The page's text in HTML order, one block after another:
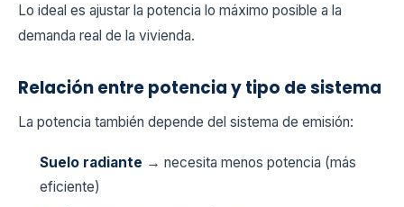
Lo ideal es ajustar la potencia lo máximo posible a la
demanda real de la vivienda.
Relación entre potencia y tipo de sistema
La potencia también depende del sistema de emisión:
Suelo radiante → necesita menos potencia (más
eficiente)